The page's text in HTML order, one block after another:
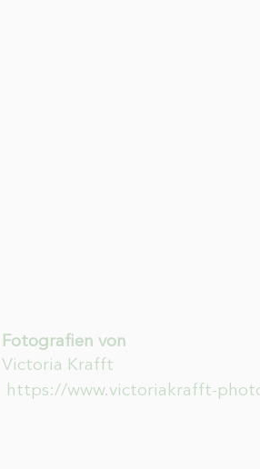
Fotografien von
Victoria Krafft
https://www.victoriakrafft-